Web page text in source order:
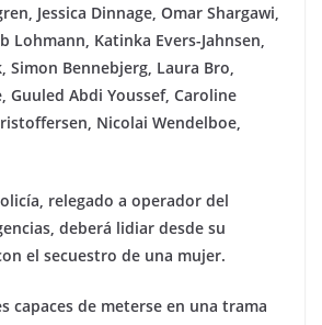
Jessica Dinnage, Omar Shargawi,
Lohmann, Katinka Evers-Jahnsen,
Simon Bennebjerg, Laura Bro,
Guuled Abdi Youssef, Caroline
Nicolai Wendelboe,
relegado a operador del
deberá lidiar desde su
el secuestro de una mujer.
capaces de meterse en una trama